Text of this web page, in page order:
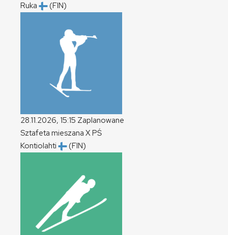
Ruka
(FIN)
28.11.2026, 15:15 Zaplanowane
Sztafeta mieszana XPŚ
Kontiolahti
(FIN)